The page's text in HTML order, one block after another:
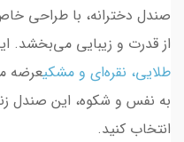
صندل دخترانه، با طراحی
از قدرت و زیبایی می‌بخشد.
طلایی، نقره‌ای و مشکیعرضه
به نفس و شکوه، این صندل
انتخاب کنید.